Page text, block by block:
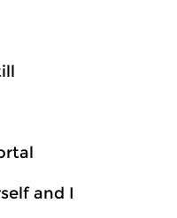
and I